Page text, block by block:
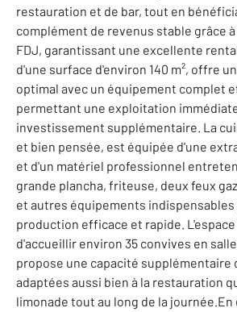
restauration et de bar, tout en
complément de revenus stable grâce
FDJ, garantissant une excellente
d'une surface d'environ 140 m², offre
optimal avec un équipement complet
permettant une exploitation
investissement supplémentaire. La
et bien pensée, est équipée d'une
et d'un matériel professionnel
grande plancha, friteuse, deux feux
et autres équipements indispensables
production efficace et rapide.
d'accueillir environ 35 convives en
propose une capacité supplémentaire
adaptées aussi bien à la restauration
limonade tout au long de la